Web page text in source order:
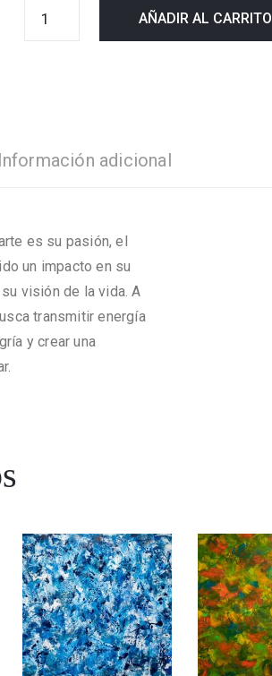
AÑADIR AL CARRITO
Información adicional
es su pasión, el
un impacto en su
visión de la vida. A
transmitir energía
y crear una